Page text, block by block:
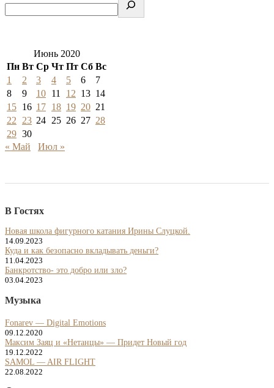
Июнь 2020
Пн Вт Ср Чт Пт Сб Вс
1
2 3 4 5 6
7
8
9 10 11 12 13 14
15 16 17 18 19 20 21
22
23 24 25 26 27 28
29 30
« Май
Июл »
В Гостях
Новая школа фигурного катания Ирины Слуцкой.
14.09.2023
Куда и как безопасно вкладывать деньги?
11.04.2023
Банкротство- это добро или зло?
03.04.2023
Музыка
Fonarev — Digital Emotions
09.12.2020
Максим Заяц и «Нетанцы» — Придет Новый год
19.12.2022
SAMOL — AIR FLIGHT
22.08.2022